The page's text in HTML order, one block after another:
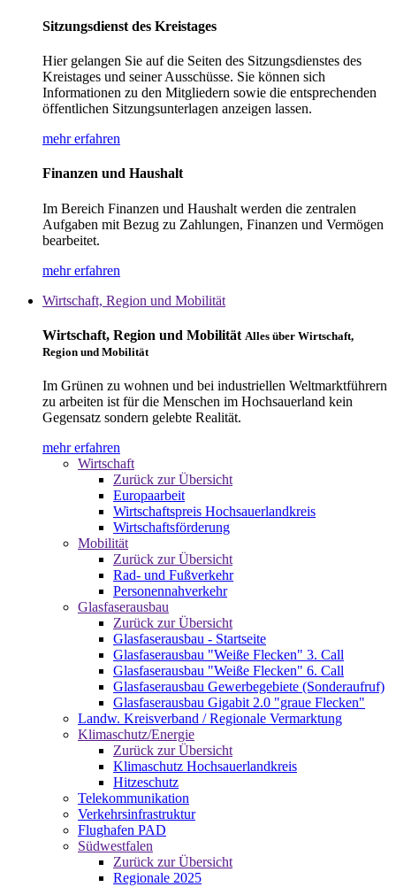
Sitzungsdienst des Kreistages
Hier gelangen Sie auf die Seiten des Sitzungsdienstes des
Kreistages und seiner Ausschüsse. Sie können sich
Informationen zu den Mitgliedern sowie die entsprechenden
öffentlichen Sitzungsunterlagen anzeigen lassen.
mehr erfahren
Finanzen und Haushalt
Im Bereich Finanzen und Haushalt werden die zentralen
Aufgaben mit Bezug zu Zahlungen, Finanzen und Vermögen
bearbeitet.
mehr erfahren
Wirtschaft, Region und Mobilität
Wirtschaft, Region und Mobilität Alles über Wirtschaft,
Region und Mobilität
Im Grünen zu wohnen und bei industriellen Weltmarktführern
zu arbeiten ist für die Menschen im Hochsauerland kein
Gegensatz sondern gelebte Realität.
mehr erfahren
Wirtschaft
Zurück zur Übersicht
Europaarbeit
Wirtschaftspreis Hochsauerlandkreis
Wirtschaftsförderung
Mobilität
Zurück zur Übersicht
Rad- und Fußverkehr
Personennahverkehr
Glasfaserausbau
Zurück zur Übersicht
Glasfaserausbau - Startseite
Glasfaserausbau "Weiße Flecken" 3. Call
Glasfaserausbau "Weiße Flecken" 6. Call
Glasfaserausbau Gewerbegebiete (Sonderaufruf)
Glasfaserausbau Gigabit 2.0 "graue Flecken"
Landw. Kreisverband / Regionale Vermarktung
Klimaschutz/Energie
Zurück zur Übersicht
Klimaschutz Hochsauerlandkreis
Hitzeschutz
Telekommunikation
Verkehrsinfrastruktur
Flughafen PAD
Südwestfalen
Zurück zur Übersicht
Regionale 2025